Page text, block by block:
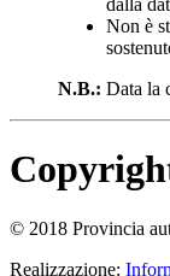
Non è
N.B.: Data la
© 2018 Provincia
Realizzazione: